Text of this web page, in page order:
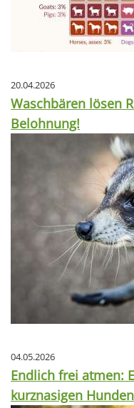
20.04.2026
Waschbären lösen
Belohnung!
04.05.2026
Endlich frei atmen:
kurznasigen